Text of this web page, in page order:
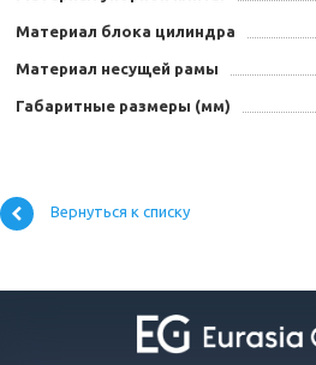
Материал блока цилиндра
Материал несущей рамы
Габаритные размеры (мм)
Вернуться к списку